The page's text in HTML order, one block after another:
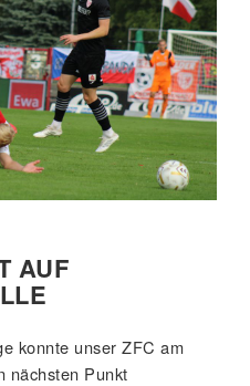
AUF
konnte unser ZFC am
nächsten Punkt